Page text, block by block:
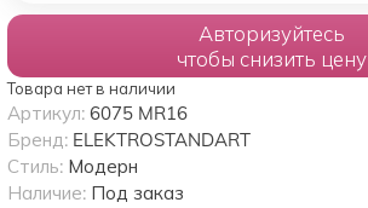
Авторизуйтесь
чтобы снизить цену
Товара нет в наличии
Артикул: 6075 MR16
Бренд: ELEKTROSTANDART
Стиль: Модерн
Наличие: Под заказ